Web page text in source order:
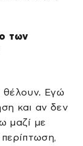
των
θέλουν. Εγώ
και αν δεν
μαζί με